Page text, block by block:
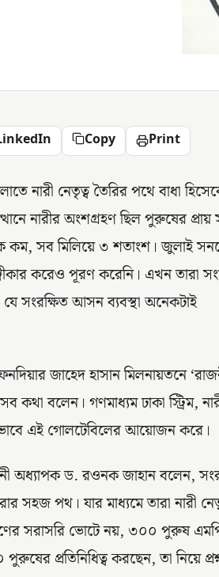
Copy Print
নারী নেতৃত্ব তৈরির পথে বাধা
নারীর অংশগ্রহণ ছিল পুরুষের প্রায়
কম, সব মিলিয়ে ৩ শতাংশ। জুলাই
করেও পূরণ করেনি। এখন তারা
সংরক্ষিত আসন ব্যবস্থা অনেকটাই
জাহেদ হাসান মিলনায়তনে
কথা বলেন। গণমাধ্যম ঢাকা স্ট্রিম,
এই গোলটেবিলের আয়োজন করে।
অধ্যাপক ড. রওনক জাহান বলেন,
সহজ পথ। যার মাধ্যমে তারা নারী
সরাসরি ভোটে নয়, ৩০০ পুরুষ
প্রতিনিধিত্ব করছেন, তা নিয়ে